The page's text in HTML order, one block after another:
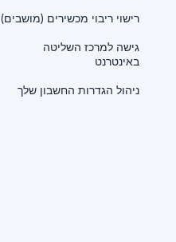
רישוי ריבוי מכשירים (מושבים)
גישה למרכז השליטה
באינטרנט
ניהול הגדרות החשבון שלך